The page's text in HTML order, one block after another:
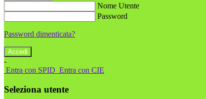
Nome Utente
Password
Password dimenticata?
-
Entra con SPID Entra con CIE
Seleziona utente